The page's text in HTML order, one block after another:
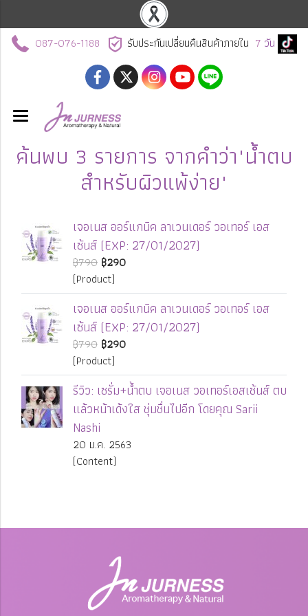
087-076-1188 รับประกันเปลี่ยนคืนสินค้าภายใน 7 วัน
ค้นพบ 3 รายการ จากคำว่า"น้ำตบ
สำหรับผิวแพ้ง่าย"
เจอเนส ออร์แกนิค ลาเวนเดอร์ วอเทอร์ เอส
เซ้นส์ (EXP: 27/01/2027)
฿790 ฿290
(Product)
เจอเนส ออร์แกนิค ลาเวนเดอร์ วอเทอร์ เอส
เซ้นส์ (EXP: 27/01/2027)
฿790 ฿290
(Product)
รีวิว: เซรั่ม+น้ำตบ เจอเนส วอเทอร์เอสเซ้นส์ ตบ
แล้วหน้าเด้งใส ชุ่มชื่นไปอีก โดยคุณ Sarii
Nashi
20 ม.ค. 2563
(Content)